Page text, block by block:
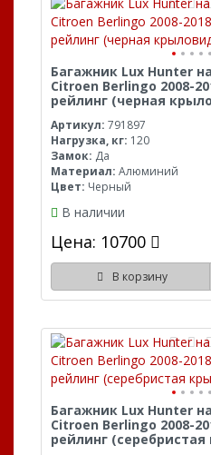
Багажник Lux Hunter
Citroen Berlingo 2008-
рейлинг (черная
Артикул: 791897
Нагрузка, кг: 120
Замок: Да
Материал: Алюминий
Цвет: Черный
В наличии
Цена: 10700
В корзину
Багажник Lux Hunter
Citroen Berlingo 2008-
рейлинг